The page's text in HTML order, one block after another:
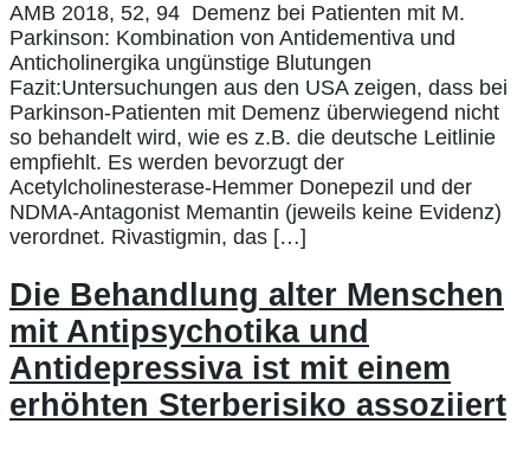
AMB 2018, 52, 94 Demenz bei Patienten mit M.
Parkinson: Kombination von Antidementiva und
Anticholinergika ungünstige Blutungen
Fazit:Untersuchungen aus den USA zeigen, dass bei
Parkinson-Patienten mit Demenz überwiegend nicht
so behandelt wird, wie es z.B. die deutsche Leitlinie
empfiehlt. Es werden bevorzugt der
Acetylcholinesterase-Hemmer Donepezil und der
NDMA-Antagonist Memantin (jeweils keine Evidenz)
verordnet. Rivastigmin, das […]
Die Behandlung alter Menschen
mit Antipsychotika und
Antidepressiva ist mit einem
erhöhten Sterberisiko assoziiert